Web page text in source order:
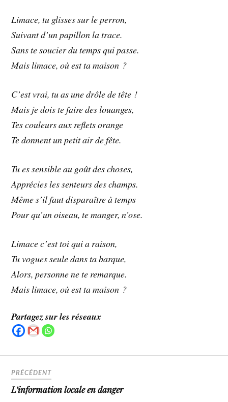
Limace, tu glisses sur le perron,
Suivant d’un papillon la trace.
Sans te soucier du temps qui passe.
Mais limace, où est ta maison ?
C’est vrai, tu as une drôle de tête !
Mais je dois te faire des louanges,
Tes couleurs aux reflets orange
Te donnent un petit air de fête.
Tu es sensible au goût des choses,
Apprécies les senteurs des champs.
Même s’il faut disparaître à temps
Pour qu’un oiseau, te manger, n’ose.
Limace c’est toi qui a raison,
Tu vogues seule dans ta barque,
Alors, personne ne te remarque.
Mais limace, où est ta maison ?
Partagez sur les réseaux
PRÉCÉDENT
L’information locale en danger